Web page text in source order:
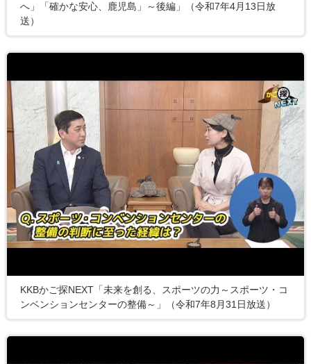
へ」「確かな安心、鹿児島」～後編」（令和7年4月13日放
送）
KKBかご探NEXT「未来を創る、スポーツの力～スポーツ・コ
ンベンションセンターの整備～」（令和7年8月31日放送）